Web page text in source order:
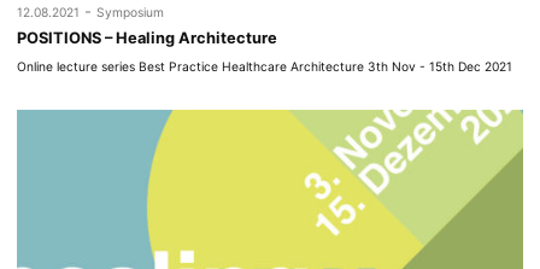
12.08.2021 - Symposium
POSITIONS – Healing Architecture
Online lecture series Best Practice Healthcare Architecture 3th Nov - 15th Dec 2021